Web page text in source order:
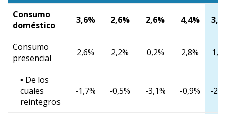
Consumo
doméstico
3,6% 2,6% 2,6% 4,4%
Consumo
presencial
2,6% 2,2% 0,2% 2,8%
▪ De los
cuales
reintegros
-1,7% -0,5% -3,1% -0,9% -